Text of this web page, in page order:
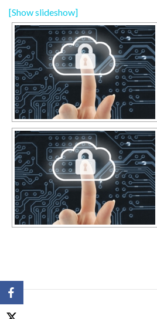
[Show slideshow]